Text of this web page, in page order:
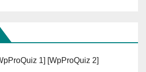
1] [WpProQuiz 2]